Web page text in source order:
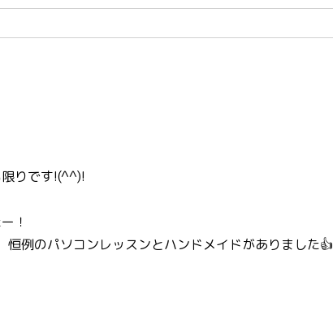
りです!(^^)!
！
例のパソコンレッスンとハンドメイドがありました👍